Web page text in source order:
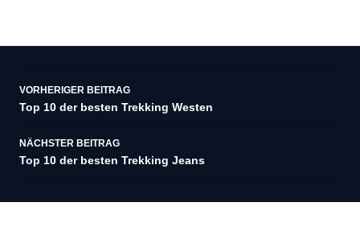
Beitragsnavigation
VORHERIGER BEITRAG
Top 10 der besten Trekking Westen
NÄCHSTER BEITRAG
Top 10 der besten Trekking Jeans